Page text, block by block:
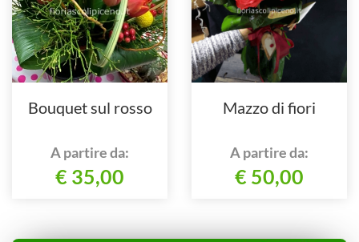
Bouquet sul rosso
A partire da:
€ 35,00
Mazzo di fiori
A partire da:
€ 50,00